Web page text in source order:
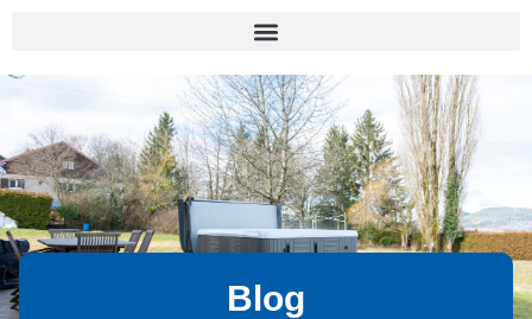
Blog